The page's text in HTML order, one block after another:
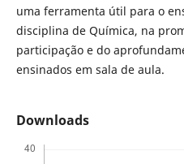
uma ferramenta útil para o
disciplina de Química, na
participação e do
ensinados em sala de aula.
Downloads